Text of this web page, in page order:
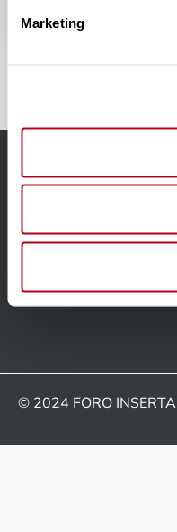
Marketing
© 2024 FORO